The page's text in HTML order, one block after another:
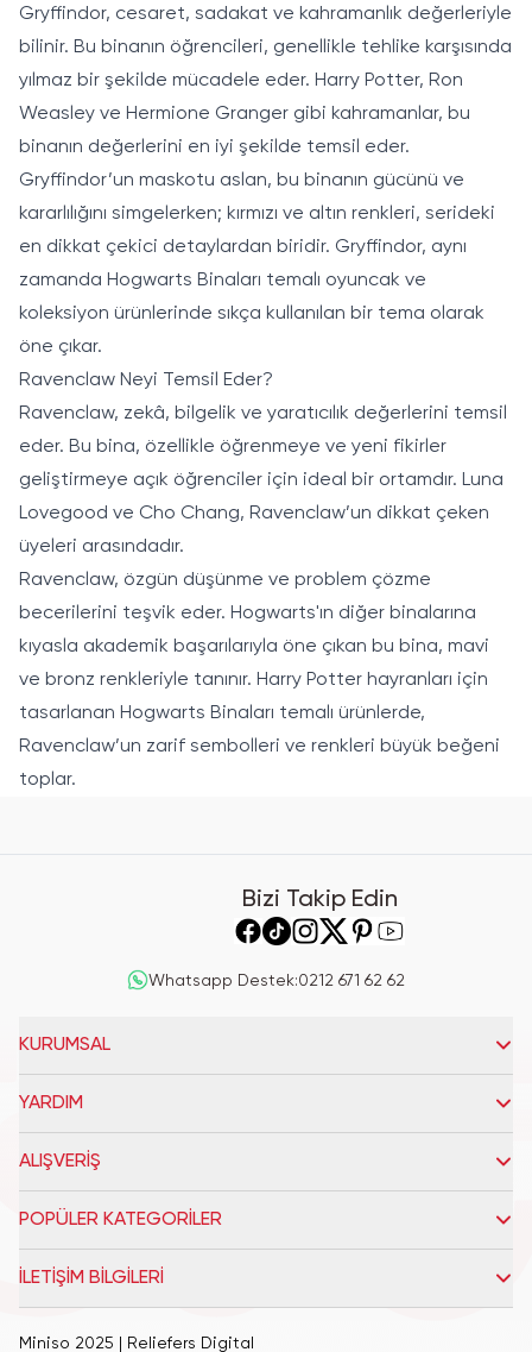
Gryffindor, cesaret, sadakat ve kahramanlık değerleriyle
bilinir. Bu binanın öğrencileri, genellikle tehlike karşısında
yılmaz bir şekilde mücadele eder. Harry Potter, Ron
Weasley ve Hermione Granger gibi kahramanlar, bu
binanın değerlerini en iyi şekilde temsil eder.
Gryffindor’un maskotu aslan, bu binanın gücünü ve
kararlılığını simgelerken; kırmızı ve altın renkleri, serideki
en dikkat çekici detaylardan biridir. Gryffindor, aynı
zamanda Hogwarts Binaları temalı oyuncak ve
koleksiyon ürünlerinde sıkça kullanılan bir tema olarak
öne çıkar.
Ravenclaw Neyi Temsil Eder?
Ravenclaw, zekâ, bilgelik ve yaratıcılık değerlerini temsil
eder. Bu bina, özellikle öğrenmeye ve yeni fikirler
geliştirmeye açık öğrenciler için ideal bir ortamdır. Luna
Lovegood ve Cho Chang, Ravenclaw’un dikkat çeken
üyeleri arasındadır.
Ravenclaw, özgün düşünme ve problem çözme
becerilerini teşvik eder. Hogwarts'ın diğer binalarına
kıyasla akademik başarılarıyla öne çıkan bu bina, mavi
ve bronz renkleriyle tanınır. Harry Potter hayranları için
tasarlanan Hogwarts Binaları temalı ürünlerde,
Ravenclaw’un zarif sembolleri ve renkleri büyük beğeni
toplar.
Bizi Takip Edin
Whatsapp Destek:0212 671 62 62
KURUMSAL
YARDIM
ALIŞVERİŞ
POPÜLER KATEGORİLER
İLETİŞİM BİLGİLERİ
Miniso 2025 | Reliefers Digital